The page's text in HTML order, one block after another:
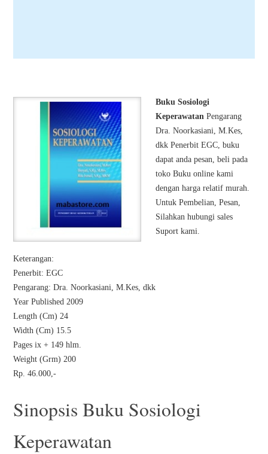
Buku Sosiologi
KeperawatanPengarang
Dra. Noorkasiani, M.Kes,
dkk Penerbit EGC, buku
dapat anda pesan, beli pada
toko Buku online kami
dengan harga relatif murah.
Untuk Pembelian, Pesan,
Silahkan hubungi sales
Suport kami.
Keterangan:
Penerbit: EGC
Pengarang: Dra. Noorkasiani, M.Kes, dkk
Year Published 2009
Length (Cm) 24
Width (Cm) 15.5
Pages ix + 149 hlm.
Weight (Grm) 200
Rp. 46.000,-
Sinopsis Buku Sosiologi
Keperawatan